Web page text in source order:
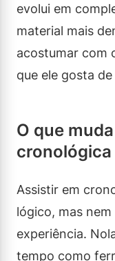
evolui em
material mais
acostumar com
que ele gosta
O que
cronológica
Assistir em
lógico, mas
experiência.
tempo como